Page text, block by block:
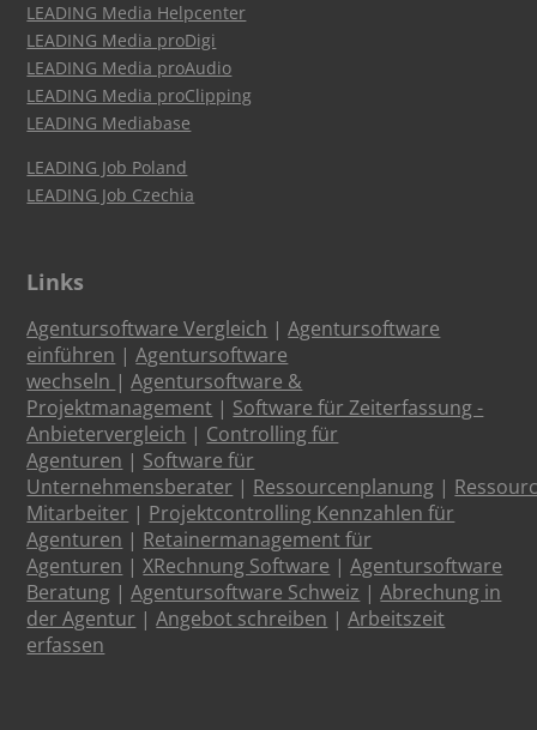
LEADING Media Helpcenter
LEADING Media proDigi
LEADING Media proAudio
LEADING Media proClipping
LEADING Mediabase
LEADING Job Poland
LEADING Job Czechia
Links
Agentursoftware Vergleich |Agentursoftware
einführen |Agentursoftware
wechseln |Agentursoftware &
Projektmanagement | Software für Zeiterfassung -
Anbietervergleich | Controlling für
Agenturen | Software für
Unternehmensberater | Ressourcenplanung |
Mitarbeiter | Projektcontrolling Kennzahlen für
Agenturen | Retainermanagement für
Agenturen |XRechnung Software |Agentursoftware
Beratung |Agentursoftware Schweiz |Abrechung in
der Agentur |Angebot schreiben |Arbeitszeit
erfassen